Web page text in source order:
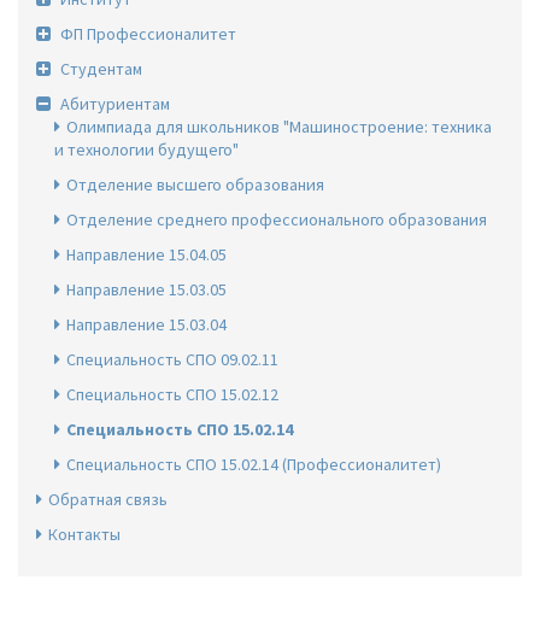
ФП Профессионалитет
Студентам
Абитуриентам
Олимпиада для школьников "Машиностроение: техника
и технологии будущего"
Отделение высшего образования
Отделение среднего профессионального образования
Направление 15.04.05
Направление 15.03.05
Направление 15.03.04
Специальность СПО 09.02.11
Специальность СПО 15.02.12
Специальность СПО 15.02.14
Специальность СПО 15.02.14 (Профессионалитет)
Обратная связь
Контакты